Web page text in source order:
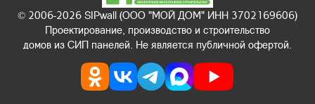
© 2006-2026 SIPwall (ООО "МОЙ ДОМ" ИНН 3702169606)
Проектирование, производство и строительство
домов из СИП панелей. Не является публичной офертой.